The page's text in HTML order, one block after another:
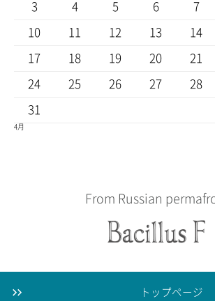
3 4 5 6 7
10 11 12 13 14
17 18 19 20 21
24 25 26 27 28
31
4月
From Russian
トップページ